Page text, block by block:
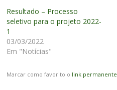
Resultado – Processo
seletivo para o projeto 2022-
1
03/03/2022
Em "Notícias"
Marcar como favorito o link permanente